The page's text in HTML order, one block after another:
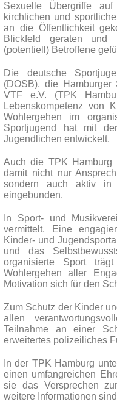
Sexuelle Übergriffe
kirchlichen und
an die Öffentlichkeit
Blickfeld geraten und
(potentiell) Betroffene
Die deutsche
(DOSB), die
VTF e.V. (TPK
Lebenskompetenz von
Wohlergehen im
Sportjugend hat mit
Jugendlichen entwickelt.
Auch die TPK Hamburg
damit nicht nur
sondern auch aktiv in
eingebunden.
In Sport- und
vermittelt. Eine
Kinder- und
und das
organisierte Sport
Wohlergehen aller
Motivation sich für den
Zum Schutz der Kinder
allen
Teilnahme an einer
erweitertes polizeiliches
In der TPK Hamburg
einen umfangreichen
sie das Versprechen
weitere Informationen